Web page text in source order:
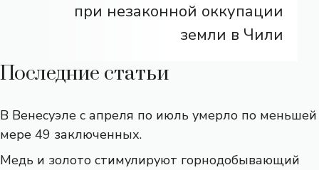
при незаконной оккупации
земли в Чили
Последние статьи
В Венесуэле с апреля по июль умерло по меньшей
мере 49 заключенных.
Медь и золото стимулируют горнодобывающий